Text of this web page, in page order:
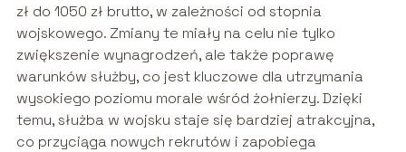
zł do 1050 zł brutto, w zależności od stopnia
wojskowego. Zmiany te miały na celu nie tylko
zwiększenie wynagrodzeń, ale także poprawę
warunków służby, co jest kluczowe dla utrzymania
wysokiego poziomu morale wśród żołnierzy. Dzięki
temu, służba w wojsku staje się bardziej atrakcyjna,
co przyciąga nowych rekrutów i zapobiega